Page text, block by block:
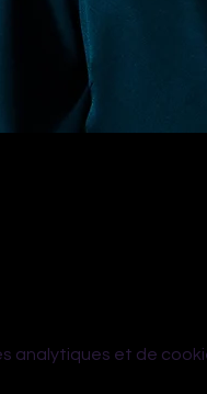
analytiques et de